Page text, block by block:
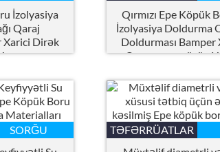
İzolyasiya
Qaraj
Xarici Dirək
və
Qırmızı Epe Köpük
İzolyasiya Doldurma
Doldurması
Qoruyucusu üçün
SORĞU
TƏFƏRRÜATLAR